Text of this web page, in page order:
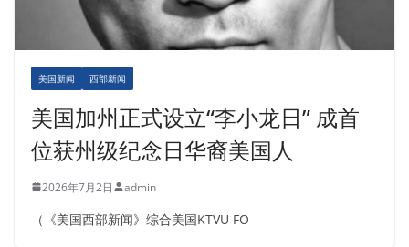
美国新闻 西部新闻
美国加州正式设立“李小龙日” 成首
位获州级纪念日华裔美国人
2026年7月2日 admin
（《美国西部新闻》综合美国KTVU FO